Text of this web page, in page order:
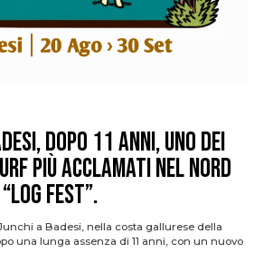
dopo 11 anni, uno dei
più acclamati nel nord
Fest”.
a Badesi, nella costa gallurese della
una lunga assenza di 11 anni, con un nuovo